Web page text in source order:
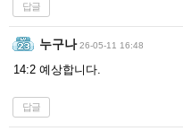
답글
누구나 26-05-11 16:48
14:2 예상합니다.
답글